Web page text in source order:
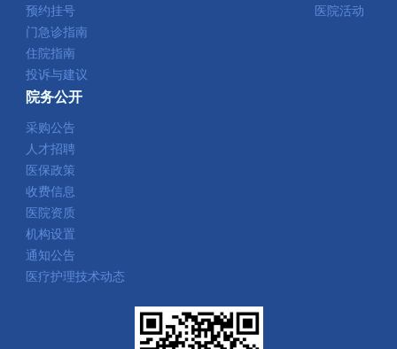
预约挂号
门急诊指南
住院指南
投诉与建议
医院活动
院务公开
采购公告
人才招聘
医保政策
收费信息
医院资质
机构设置
通知公告
医疗护理技术动态